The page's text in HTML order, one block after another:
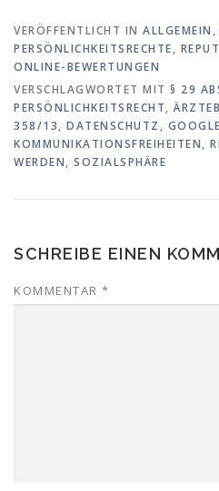
VERÖFFENTLICHT IN ALLGEMEIN ,
PERSÖNLICHKEITSRECHTE,
ONLINE-BEWERTUNGEN
VERSCHLAGWORTET MIT § 29
PERSÖNLICHKEITSRECHT,
358/13, DATENSCHUTZ , GOOGLE
KOMMUNIKATIONSFREIHEITEN,
WERDEN, SOZIALSPHÄRE
SCHREIBE EINEN
KOMMENTAR *